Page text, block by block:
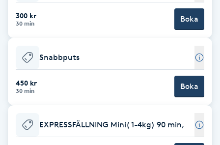
Extensions borttagning
Face framing
300 kr
30 min Boka
Snabbputs
450 kr
30 min Boka
EXPRESSFÄLLNING Mini( 1-4kg) 90 min,